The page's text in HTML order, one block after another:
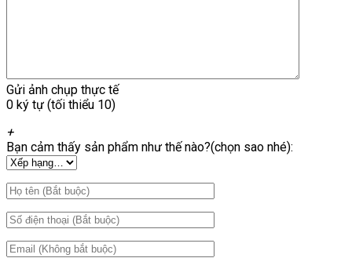
Gửi ảnh chụp thực tế
0 ký tự (tối thiểu 10)
+
Bạn cảm thấy sản phẩm như thế nào?(chọn sao nhé):